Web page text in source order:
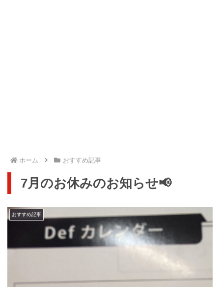
ホーム おすすめ記事
7月のお休みのお知らせ📢
おすすめ記事